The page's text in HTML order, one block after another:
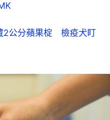
2公分蘋果椗 檢疫犬盯